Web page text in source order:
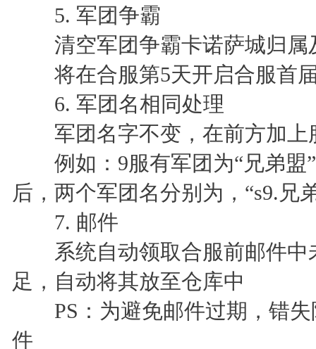
5. 军团争霸
清空军团争霸卡诺萨城归属
将在合服第5天开启合服首
6. 军团名相同处理
军团名字不变，在前方加上
例如：9服有军团为“兄弟盟”
后，两个军团名分别为，“s9.兄
7. 邮件
系统自动领取合服前邮件中
足，自动将其放至仓库中
PS：为避免邮件过期，错失
件